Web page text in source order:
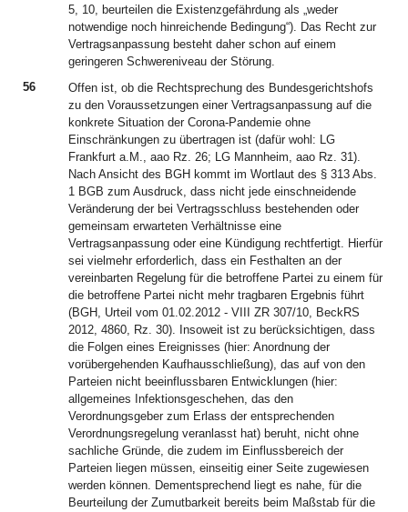
5, 10, beurteilen die Existenzgefährdung als „weder
notwendige noch hinreichende Bedingung“). Das Recht zur
Vertragsanpassung besteht daher schon auf einem
geringeren Schwereniveau der Störung.
56
Offen ist, ob die Rechtsprechung des Bundesgerichtshofs
zu den Voraussetzungen einer Vertragsanpassung auf die
konkrete Situation der Corona-Pandemie ohne
Einschränkungen zu übertragen ist (dafür wohl: LG
Frankfurt a.M., aao Rz. 26; LG Mannheim, aao Rz. 31).
Nach Ansicht des BGH kommt im Wortlaut des § 313 Abs.
1 BGB zum Ausdruck, dass nicht jede einschneidende
Veränderung der bei Vertragsschluss bestehenden oder
gemeinsam erwarteten Verhältnisse eine
Vertragsanpassung oder eine Kündigung rechtfertigt. Hierfür
sei vielmehr erforderlich, dass ein Festhalten an der
vereinbarten Regelung für die betroffene Partei zu einem für
die betroffene Partei nicht mehr tragbaren Ergebnis führt
(BGH, Urteil vom 01.02.2012 - VIII ZR 307/10, BeckRS
2012, 4860, Rz. 30). Insoweit ist zu berücksichtigen, dass
die Folgen eines Ereignisses (hier: Anordnung der
vorübergehenden Kaufhausschließung), das auf von den
Parteien nicht beeinflussbaren Entwicklungen (hier:
allgemeines Infektionsgeschehen, das den
Verordnungsgeber zum Erlass der entsprechenden
Verordnungsregelung veranlasst hat) beruht, nicht ohne
sachliche Gründe, die zudem im Einflussbereich der
Parteien liegen müssen, einseitig einer Seite zugewiesen
werden können. Dementsprechend liegt es nahe, für die
Beurteilung der Zumutbarkeit bereits beim Maßstab für die